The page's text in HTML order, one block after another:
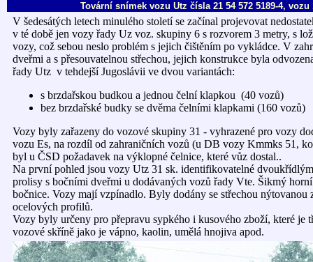
Tovární snímek vozu Utz čísla 21 54 572 5189-4,
V šedesátých letech minulého století se začínal projevovat
v té době jen vozy řady Uz voz. skupiny 6 s rozvorem 3 metry, s
vozy, což sebou neslo problém s jejich čištěním po vykládce. V
dveřmi a s přesouvatelnou střechou, jejich konstrukce byla
řady Utz v tehdejší Jugoslávii ve dvou variantách:
s brzdařskou budkou a jednou čelní klapkou (40 vozů)
bez brzdařské budky se dvěma čelními klapkami (160 vozů)
Vozy byly zařazeny do vozové skupiny 31 - vyhrazené pro vozy
vozu Es, na rozdíl od zahraničních vozů (u DB vozy Kmmks 51,
byl u ČSD požadavek na výklopné čelnice, které vůz dostal..
Na první pohled jsou vozy Utz 31 sk. identifikovatelné
prolisy s bočními dveřmi u dodávaných vozů řady Vte. Šikmý
bočnice. Vozy mají vzpínadlo. Byly dodány se střechou
ocelových profilů.
Vozy byly určeny pro přepravu sypkého i kusového zboží, které
vozové skříně jako je vápno, kaolin, umělá hnojiva apod.